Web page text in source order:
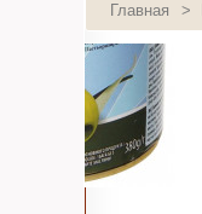
Главная >